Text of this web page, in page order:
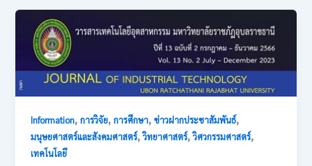
Information,การวิจัย,การศึกษา,ข่าวฝากประชาสัมพันธ์,
มนุษยศาสตร์และสังคมศาสตร์,วิทยาศาสตร์,วิศวกรรมศาสตร์,
เทคโนโลยี